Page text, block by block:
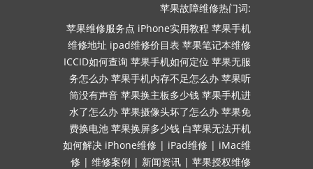
苹果故障维修热门词:
苹果维修服务点 iPhone实用教程 苹果手机
维修地址 ipad维修价目表 苹果笔记本维修
ICCID如何查询 苹果手机如何定位 苹果无服
务怎么办 苹果手机内存不足怎么办 苹果听
筒没有声音 苹果换主板多少钱 苹果手机进
水了怎么办 苹果摄像头坏了怎么办 苹果免
费换电池 苹果换屏多少钱 白苹果无法开机
如何解决 iPhone维修 | iPad维修 | iMac维
修 | 维修案例 | 新闻资讯 | 苹果授权维修